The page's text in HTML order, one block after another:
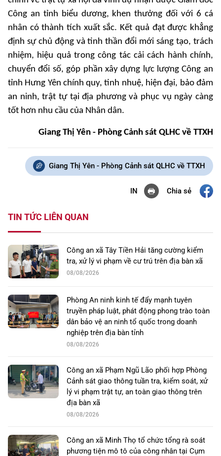
Công an tỉnh biểu dương, khen thưởng đối với 6 cá
nhân có thành tích xuất sắc. Kết quả đạt được khẳng
định sự chủ động và tinh thần đổi mới sáng tạo, trách
nhiệm, hiệu quả trong công tác cải cách hành chính,
chuyển đổi số, góp phần xây dựng lực lượng Công an
tỉnh Hưng Yên chính quy, tinh nhuệ, hiện đại, bảo đảm
an ninh, trật tự tại địa phương và phục vụ ngày càng
tốt hơn nhu cầu của Nhân dân.
Giang Thị Yên - Phòng Cảnh sát QLHC về TTXH
Giang Thị Yên - Phòng Cảnh sát QLHC về TTXH
IN Chia sẻ
TIN TỨC LIÊN QUAN
Công an xã Tây Tiền Hải tăng cường kiểm
tra, xử lý vi phạm về cư trú trên địa bàn xã
08/08/2026
Phòng An ninh kinh tế đẩy mạnh tuyên
truyền pháp luật, phát động phong trào toàn
dân bảo vệ an ninh tổ quốc trong doanh
nghiệp trên địa bàn tỉnh
08/08/2026
Công an xã Phạm Ngũ Lão phối hợp Phòng
Cảnh sát giao thông tuần tra, kiểm soát, xử
lý vi phạm trật tự, an toàn giao thông trên
địa bàn xã
08/08/2026
Công an xã Minh Thọ tổ chức tổng rà soát
phương tiện mô tô của công nhân tại Cụm